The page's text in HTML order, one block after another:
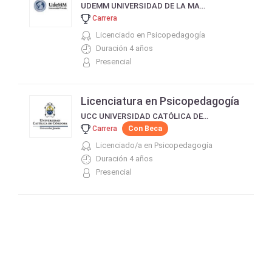
UDEMM UNIVERSIDAD DE LA MARINA MERCANTE
Carrera
Licenciado en Psicopedagogía
Duración 4 años
Presencial
Licenciatura en Psicopedagogía
UCC UNIVERSIDAD CATÓLICA DE CÓRDOBA
Carrera Con Beca
Licenciado/a en Psicopedagogía
Duración 4 años
Presencial